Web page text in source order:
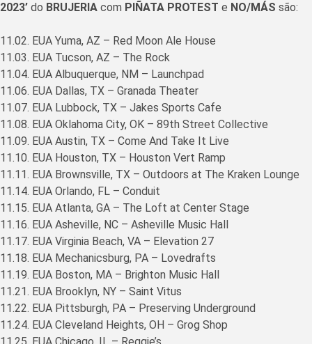
2023’ do BRUJERIA com PIÑATA PROTEST e NO/MÁS são:
11.02. EUA Yuma, AZ – Red Moon Ale House
11.03. EUA Tucson, AZ – The Rock
11.04. EUA Albuquerque, NM – Launchpad
11.06. EUA Dallas, TX – Granada Theater
11.07. EUA Lubbock, TX – Jakes Sports Cafe
11.08. EUA Oklahoma City, OK – 89th Street Collective
11.09. EUA Austin, TX – Come And Take It Live
11.10. EUA Houston, TX – Houston Vert Ramp
11.11. EUA Brownsville, TX – Outdoors at The Kraken Lounge
11.14. EUA Orlando, FL – Conduit
11.15. EUA Atlanta, GA – The Loft at Center Stage
11.16. EUA Asheville, NC – Asheville Music Hall
11.17. EUA Virginia Beach, VA – Elevation 27
11.18. EUA Mechanicsburg, PA – Lovedrafts
11.19. EUA Boston, MA – Brighton Music Hall
11.21. EUA Brooklyn, NY – Saint Vitus
11.22. EUA Pittsburgh, PA – Preserving Underground
11.24. EUA Cleveland Heights, OH – Grog Shop